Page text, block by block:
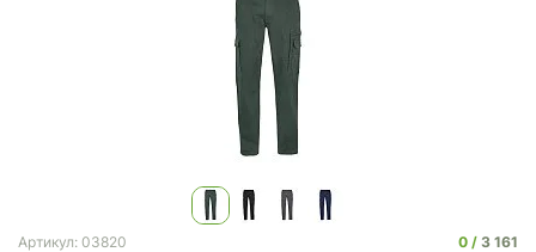
Артикул: 03820 0
3 161